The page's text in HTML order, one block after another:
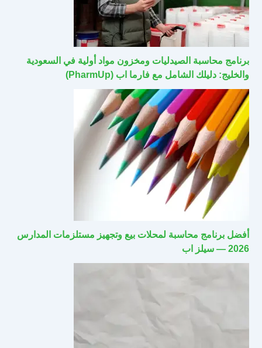
برنامج محاسبة الصيدليات ومخزون مواد أولية في السعودية
والخليج: دليلك الشامل مع فارما اب (PharmUp)
أفضل برنامج محاسبة لمحلات بيع وتجهيز مستلزمات المدارس
2026 — سيلز اب